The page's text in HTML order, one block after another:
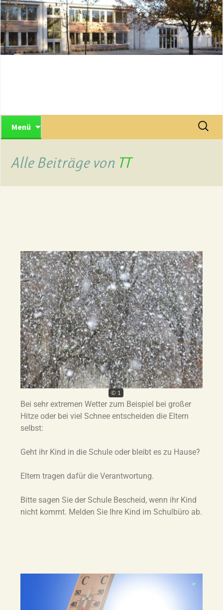
Menü
Alle Beiträge von TT
© 1
Bei sehr extremen Wetter zum Beispiel bei großer
Hitze oder bei viel Schnee entscheiden die Eltern
selbst:
Geht ihr Kind in die Schule oder bleibt es zu Hause?
Eltern tragen dafür die Verantwortung.
Bitte sagen Sie der Schule Bescheid, wenn ihr Kind
nicht kommt. Melden Sie Ihre Kind im Schulbüro ab.